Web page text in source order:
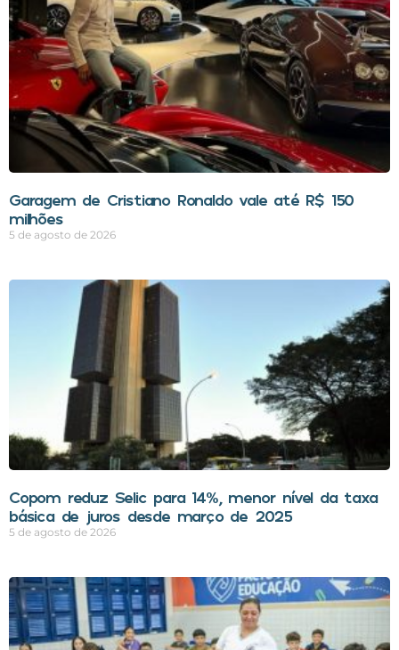
Garagem de Cristiano Ronaldo vale até R$ 150
milhões
5 de agosto de 2026
Copom reduz Selic para 14%, menor nível da taxa
básica de juros desde março de 2025
5 de agosto de 2026